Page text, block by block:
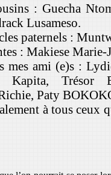
: Guecha
Lusameso.
:
Makiese Marie-
(e)s : Lydie
Kapita, Trésor
Paty
à tous ceux